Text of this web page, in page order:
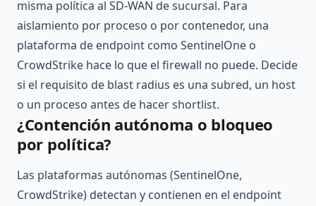
misma política al SD-WAN de sucursal. Para
aislamiento por proceso o por contenedor, una
plataforma de endpoint como SentinelOne o
CrowdStrike hace lo que el firewall no puede. Decide
si el requisito de blast radius es una subred, un host
o un proceso antes de hacer shortlist.
¿Contención autónoma o bloqueo
por política?
Las plataformas autónomas (SentinelOne,
CrowdStrike) detectan y contienen en el endpoint